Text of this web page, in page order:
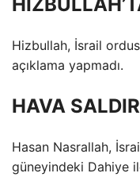
Hizbullah, İsrail
açıklama yapmadı.
HAVA
Hasan Nasrallah,
güneyindeki Dahiye